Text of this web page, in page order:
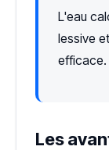
L'eau
lessive
efficace.
Les